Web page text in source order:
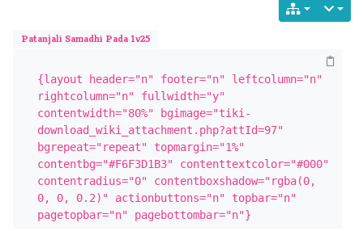
Patanjali Samadhi Pada 1v25
{layout header="n" footer="n" leftcolumn="n"
rightcolumn="n" fullwidth="y"
contentwidth="80%" bgimage="tiki-
download_wiki_attachment.php?attId=97"
bgrepeat="repeat" topmargin="1%"
contentbg="#F6F3D1B3" contenttextcolor="#000"
contentradius="0" contentboxshadow="rgba(0,
0, 0, 0.2)" actionbuttons="n" topbar="n"
pagetopbar="n" pagebottombar="n"}